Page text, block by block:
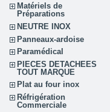
Matériels de
Préparations
NEUTRE INOX
Panneaux-ardoise
Paramédical
PIECES DETACHEES
TOUT MARQUE
Plat au four inox
Réfrigération
Commerciale